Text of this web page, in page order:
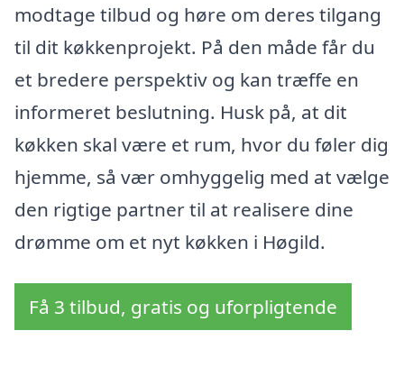
modtage tilbud og høre om deres tilgang
til dit køkkenprojekt. På den måde får du
et bredere perspektiv og kan træffe en
informeret beslutning. Husk på, at dit
køkken skal være et rum, hvor du føler dig
hjemme, så vær omhyggelig med at vælge
den rigtige partner til at realisere dine
drømme om et nyt køkken i Høgild.
Få 3 tilbud, gratis og uforpligtende